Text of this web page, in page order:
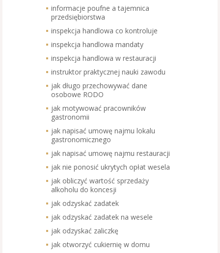
informacje poufne a tajemnica
przedsiębiorstwa
inspekcja handlowa co kontroluje
inspekcja handlowa mandaty
inspekcja handlowa w restauracji
instruktor praktycznej nauki zawodu
jak długo przechowywać dane
osobowe RODO
jak motywować pracowników
gastronomii
jak napisać umowę najmu lokalu
gastronomicznego
jak napisać umowę najmu restauracji
jak nie ponosić ukrytych opłat wesela
jak obliczyć wartość sprzedaży
alkoholu do koncesji
jak odzyskać zadatek
jak odzyskać zadatek na wesele
jak odzyskać zaliczkę
jak otworzyć cukiernię w domu